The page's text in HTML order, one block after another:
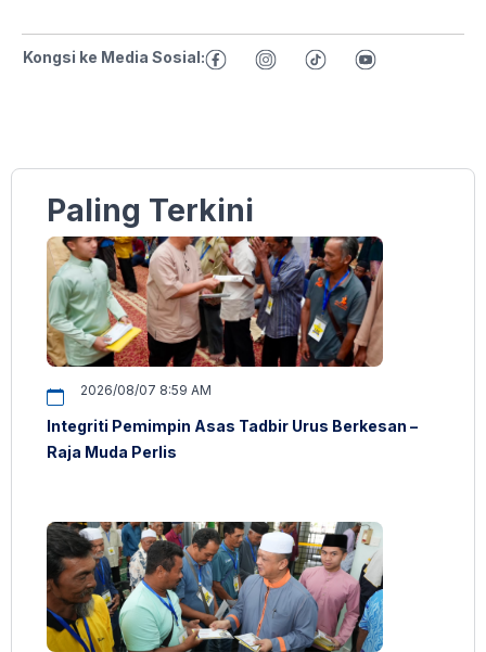
Kongsi ke Media Sosial:
Paling Terkini
2026/08/07 8:59 AM
Integriti Pemimpin Asas Tadbir Urus Berkesan –
Raja Muda Perlis